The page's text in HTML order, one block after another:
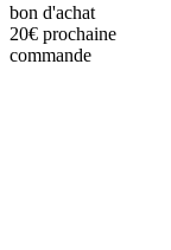
bon d'achat
20€ prochaine
commande